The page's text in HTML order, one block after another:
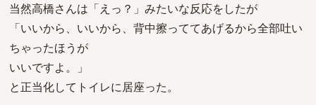
当然高橋さんは「えっ？」みたいな反応をしたが
「いいから、いいから、背中擦っててあげるから全部吐い
ちゃったほうが
いいですよ。」
と正当化してトイレに居座った。